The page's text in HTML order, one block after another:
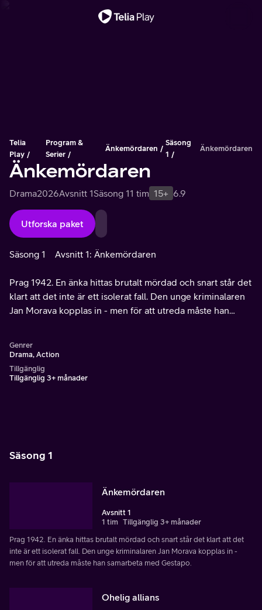
Telia
Play
Program &
Serier
Änkemördaren
Säsong
1
Änkemördaren
Änkemördaren
Drama2026Avsnitt 1Säsong 11 tim 15+ 6.9
Utforska paket
Säsong 1 Avsnitt 1: Änkemördaren
Prag 1942. En änka hittas brutalt mördad och snart står det
klart att det inte är ett isolerat fall. Den unge kriminalaren
Jan Morava kopplas in - men för att utreda måste han
Genrer
Drama, Action
Tillgänglig
Tillgänglig 3+ månader
Säsong 1
Änkemördaren
Avsnitt 1
1 tim Tillgänglig 3+ månader
Prag 1942. En änka hittas brutalt mördad och snart står det klart att det
inte är ett isolerat fall. Den unge kriminalaren Jan Morava kopplas in -
men för att utreda måste han samarbeta med Gestapo.
Ohelig allians